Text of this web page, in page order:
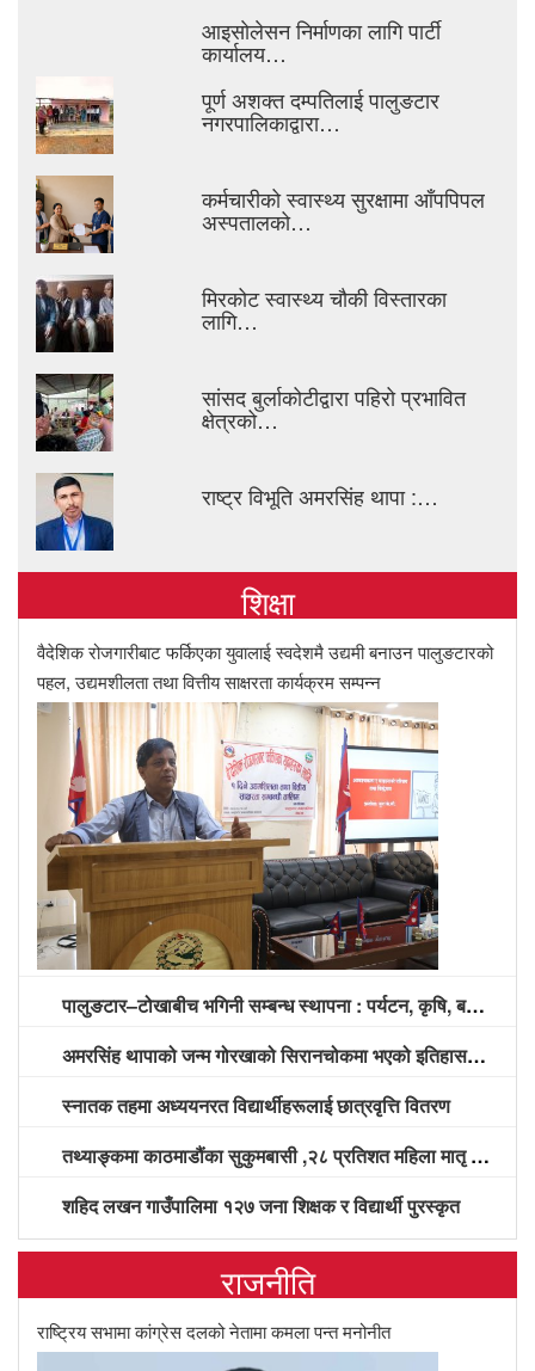
आइसाेलेसन निर्माणका लागि पार्टी
कार्यालय…
पूर्ण अशक्त दम्पतिलाई पालुङटार
नगरपालिकाद्वारा…
कर्मचारीको स्वास्थ्य सुरक्षामा आँपपिपल
अस्पतालको…
मिरकोट स्वास्थ्य चौकी विस्तारका
लागि…
सांसद बुर्लाकोटीद्वारा पहिरो प्रभावित
क्षेत्रको…
राष्ट्र विभूति अमरसिंह थापा :…
शिक्षा
वैदेशिक रोजगारीबाट फर्किएका युवालाई स्वदेशमै उद्यमी बनाउन पालुङटारको
पहल, उद्यमशीलता तथा वित्तीय साक्षरता कार्यक्रम सम्पन्न
पालुङटार–टोखाबीच भगिनी सम्बन्ध स्थापना : पर्यटन, कृषि, बजार प्रवद्र्धन र विकास साझेदारीमा सहकार्य गर्ने सहमति
अमरसिंह थापाको जन्म गोरखाको सिरानचोकमा भएको इतिहासविद्हरूको दाबी
स्नातक तहमा अध्ययनरत विद्यार्थीहरूलाई छात्रवृत्ति वितरण
तथ्याङ्कमा काठमाडौंका सुकुमबासी ,२८ प्रतिशत महिला मातृ स्वास्थ्य सेवाको पूर्ण चक्रबाट वञ्चित
शहिद लखन गाउँपालिमा १२७ जना शिक्षक र विद्यार्थी पुरस्कृत
राजनीति
राष्ट्रिय सभामा कांग्रेस दलको नेतामा कमला पन्त मनोनीत